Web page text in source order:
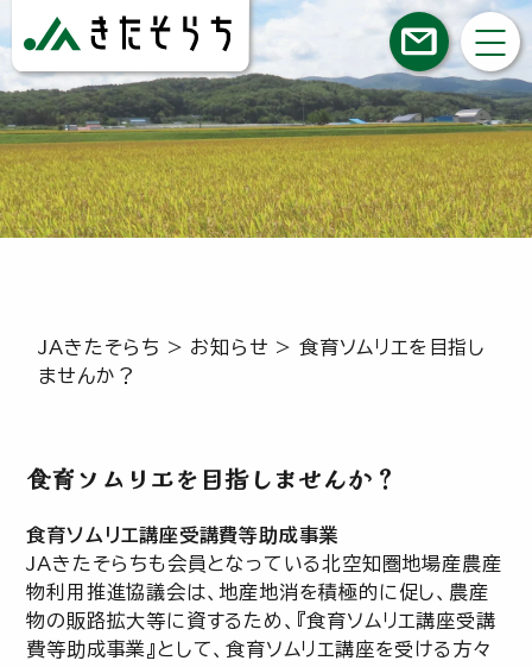
JAきたそらち > お知らせ >食育ソムリエを目指し
ませんか？
食育ソムリエを目指しませんか？
食育ソムリエ講座受講費等助成事業
JAきたそらちも会員となっている北空知圏地場産農産
物利用推進協議会は、地産地消を積極的に促し、農産
物の販路拡大等に資するため、『食育ソムリエ講座受講
費等助成事業』として、食育ソムリエ講座を受ける方々